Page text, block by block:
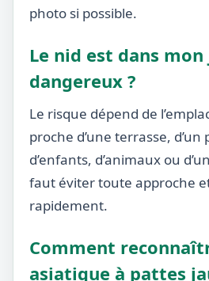
photo si possible.
Le nid est dans
dangereux ?
Le risque dépend de
proche d’une terrasse, d’un
d’enfants, d’animaux ou
faut éviter toute approche
rapidement.
Comment
asiatique à pattes